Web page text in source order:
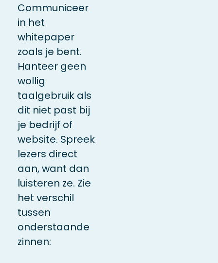
Communiceer
in het
whitepaper
zoals je bent.
Hanteer geen
wollig
taalgebruik als
dit niet past bij
je bedrijf of
website. Spreek
lezers direct
aan, want dan
luisteren ze. Zie
het verschil
tussen
onderstaande
zinnen: